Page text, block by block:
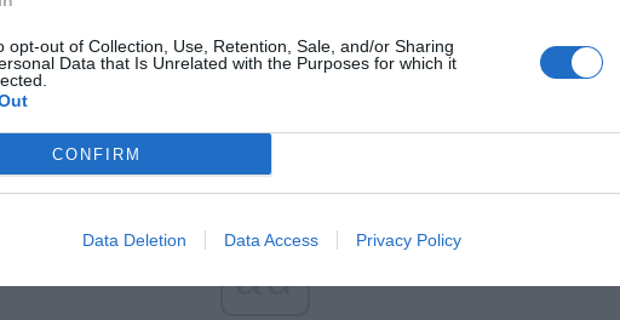
opt-out of Collection, Use, Retention, Sale, and/or Sharing
Data that Is Unrelated with the Purposes for which it
CONFIRM
Data Deletion Data Access Privacy Policy
ad